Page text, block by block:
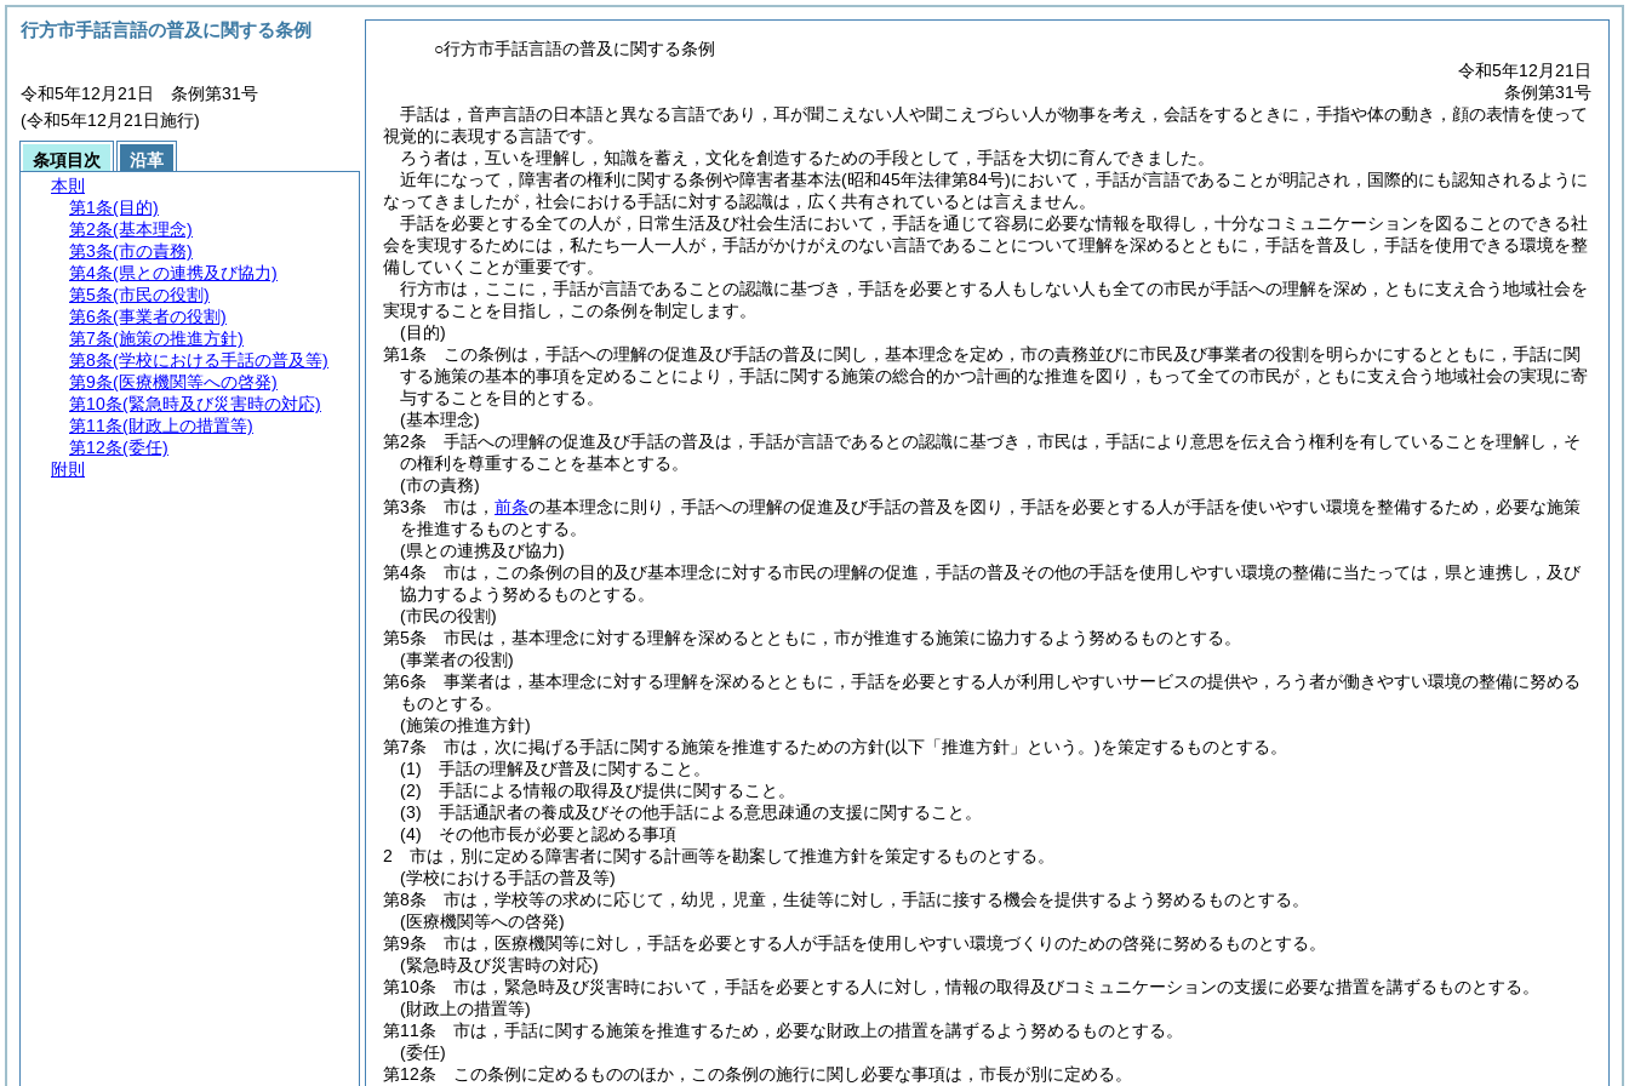
○行方市手話言語の普及に関する条例
令和5年12月21日
条例第31号
手話は，音声言語の日本語と異なる言語であり，耳が聞こえない人や聞こえづらい人が物事を考え，会話をするときに，手指や体の動き，顔の表情を使って
視覚的に表現する言語です。
ろう者は，互いを理解し，知識を蓄え，文化を創造するための手段として，手話を大切に育んできました。
近年になって，障害者の権利に関する条例や障害者基本法(昭和45年法律第84号)において，手話が言語であることが明記され，国際的にも認知されるように
なってきましたが，社会における手話に対する認識は，広く共有されているとは言えません。
手話を必要とする全ての人が，日常生活及び社会生活において，手話を通じて容易に必要な情報を取得し，十分なコミュニケーションを図ることのできる社
会を実現するためには，私たち一人一人が，手話がかけがえのない言語であることについて理解を深めるとともに，手話を普及し，手話を使用できる環境を整
備していくことが重要です。
行方市は，ここに，手話が言語であることの認識に基づき，手話を必要とする人もしない人も全ての市民が手話への理解を深め，ともに支え合う地域社会を
実現することを目指し，この条例を制定します。
(目的)
第1条
この条例は，手話への理解の促進及び手話の普及に関し，基本理念を定め，市の責務並びに市民及び事業者の役割を明らかにするとともに，手話に関
する施策の基本的事項を定めることにより，手話に関する施策の総合的かつ計画的な推進を図り，もって全ての市民が，ともに支え合う地域社会の実現に寄
与することを目的とする。
(基本理念)
第2条
手話への理解の促進及び手話の普及は，手話が言語であるとの認識に基づき，市民は，手話により意思を伝え合う権利を有していることを理解し，そ
の権利を尊重することを基本とする。
(市の責務)
第3条
市は， 前条の基本理念に則り，手話への理解の促進及び手話の普及を図り，手話を必要とする人が手話を使いやすい環境を整備するため，必要な施策
を推進するものとする。
(県との連携及び協力)
第4条
市は，この条例の目的及び基本理念に対する市民の理解の促進，手話の普及その他の手話を使用しやすい環境の整備に当たっては，県と連携し，及び
協力するよう努めるものとする。
(市民の役割)
第5条
市民は，基本理念に対する理解を深めるとともに，市が推進する施策に協力するよう努めるものとする。
(事業者の役割)
第6条
事業者は，基本理念に対する理解を深めるとともに，手話を必要とする人が利用しやすいサービスの提供や，ろう者が働きやすい環境の整備に努める
ものとする。
(施策の推進方針)
第7条
市は，次に掲げる手話に関する施策を推進するための方針(以下「推進方針」という。)を策定するものとする。
(1)
手話の理解及び普及に関すること。
(2)
手話による情報の取得及び提供に関すること。
(3)
手話通訳者の養成及びその他手話による意思疎通の支援に関すること。
(4)
その他市長が必要と認める事項
2
市は，別に定める障害者に関する計画等を勘案して推進方針を策定するものとする。
(学校における手話の普及等)
第8条
市は，学校等の求めに応じて，幼児，児童，生徒等に対し，手話に接する機会を提供するよう努めるものとする。
(医療機関等への啓発)
第9条
市は，医療機関等に対し，手話を必要とする人が手話を使用しやすい環境づくりのための啓発に努めるものとする。
(緊急時及び災害時の対応)
第10条
市は，緊急時及び災害時において，手話を必要とする人に対し，情報の取得及びコミュニケーションの支援に必要な措置を講ずるものとする。
(財政上の措置等)
第11条
市は，手話に関する施策を推進するため，必要な財政上の措置を講ずるよう努めるものとする。
(委任)
第12条
この条例に定めるもののほか，この条例の施行に関し必要な事項は，市長が別に定める。
行方市手話言語の普及に関する条例
令和5年12月21日 条例第31号
(令和5年12月21日施行)
条項目次
沿革
本則
第1条(目的)
第2条(基本理念)
第3条(市の責務)
第4条(県との連携及び協力)
第5条(市民の役割)
第6条(事業者の役割)
第7条(施策の推進方針)
第8条(学校における手話の普及等)
第9条(医療機関等への啓発)
第10条(緊急時及び災害時の対応)
第11条(財政上の措置等)
第12条(委任)
附則